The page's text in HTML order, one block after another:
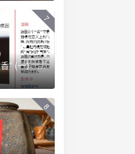
7
六堡茶 槟榔香不是“香” (一） ——透彻理解六堡茶槟榔香及其成因
8